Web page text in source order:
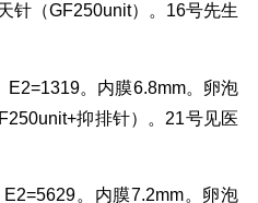
针（GF250unit）。16号先生
。内膜6.8mm。卵泡
抑排针）。21号见医
。内膜7.2mm。卵泡